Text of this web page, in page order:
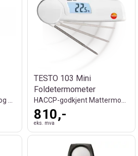
TESTO 103 Mini
Foldetermometer
810,-
eks. mva